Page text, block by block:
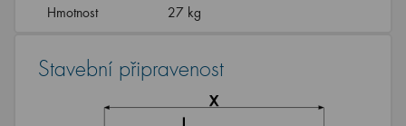
Hmotnost
27 kg
Stavební připravenost